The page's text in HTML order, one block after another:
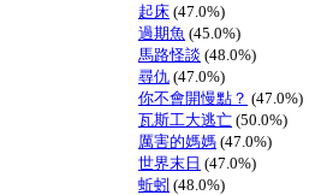
起床 (47.0%)
過期魚 (45.0%)
馬路怪談 (48.0%)
尋仇 (47.0%)
你不會開慢點？ (47.0%)
瓦斯工大逃亡 (50.0%)
厲害的媽媽 (47.0%)
世界末日 (47.0%)
蚯蚓 (48.0%)